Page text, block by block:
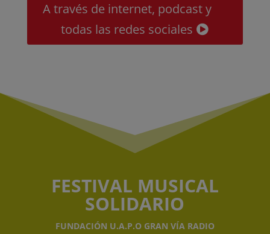
A través de internet, podcast y
todas las redes sociales
FESTIVAL MUSICAL
SOLIDARIO
FUNDACIÓN U.A.P.O GRAN VÍA RADIO